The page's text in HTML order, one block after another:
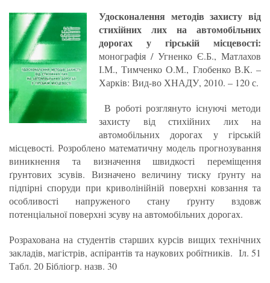
Удосконалення методів захисту від
стихійних лих на автомобільних
дорогах у гірській місцевості:
монографія / Угненко Є.Б., Матлахов
І.М., Тимченко О.М., Глобенко В.К. –
Харків: Вид-во ХНАДУ, 2010. – 120 с.
В роботі розглянуто існуючі методи
захисту від стихійних лих на
автомобільних дорогах у гірській
місцевості. Розроблено математичну модель прогнозування
виникнення та визначення швидкості переміщення
ґрунтових зсувів. Визначено величину тиску ґрунту на
підпірні споруди при криволінійній поверхні ковзання та
особливості напруженого стану ґрунту вздовж
потенціальної поверхні зсуву на автомобільних дорогах.
Розрахована на студентів старших курсів вищих технічних
закладів, магістрів, аспірантів та наукових робітників. Іл. 51
Табл. 20 Бібліогр. назв. 30